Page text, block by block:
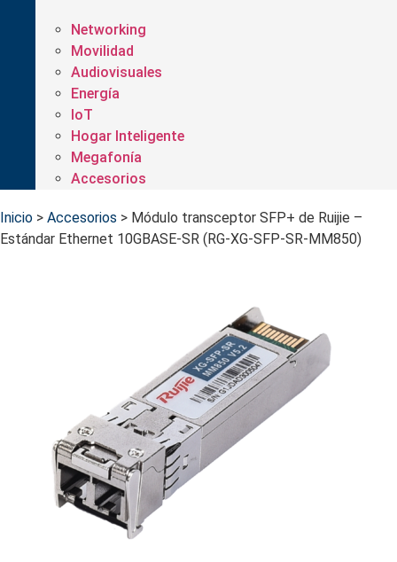
Networking
Movilidad
Audiovisuales
Energía
IoT
Hogar Inteligente
Megafonía
Accesorios
Inicio > Accesorios > Módulo transceptor SFP+ de Ruijie –
Estándar Ethernet 10GBASE-SR (RG-XG-SFP-SR-MM850)